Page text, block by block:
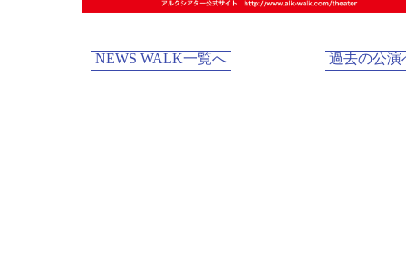
NEWS WALK一覧へ 過去の公演